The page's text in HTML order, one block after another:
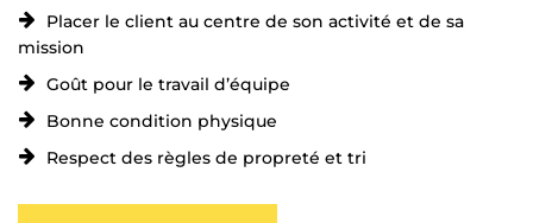
Placer le client au centre de son activité et de sa
mission
Goût pour le travail d’équipe
Bonne condition physique
Respect des règles de propreté et tri